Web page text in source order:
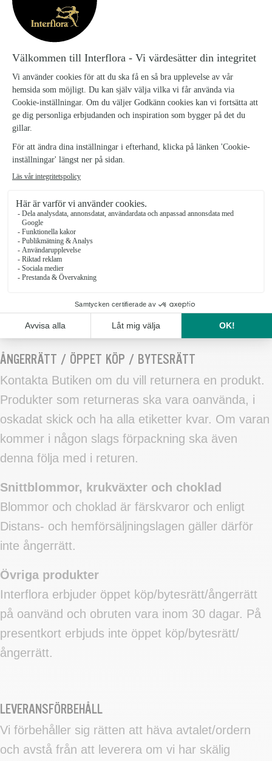
BEKRÄFTELSE
e-post när du har slutfört din order. Skulle
uppgifterna inte stämma ber vi dig att digkontakta
oss.
AVBOKNING BESTÄLLNINGAR
Större specialbeställningar med ett värde över 3
timmar innan planerad leverans. Om
beställningens värde överstiger 6 000 kronor
måste den avbeställas en vecka innan planerad
leverans. Detta då butik gör specialbeställningar
typen av beställningar.
ÅNGERRÄTT / ÖPPET KÖP / BYTESRÄTT
Kontakta Butiken om du vill returnera en produkt.
Produkter som returneras ska vara oanvända, i
oskadat skick och ha alla etiketter kvar. Om varan
kommer i någon slags förpackning ska även
denna följa med i returen.
Snittblommor, krukväxter och choklad
Blommor och choklad är färskvaror och enligt
Distans- och hemförsäljningslagen gäller därför
inte ångerrätt.
Övriga produkter
Interflora erbjuder öppet köp/bytesrätt/ångerrätt
på oanvänd och obruten vara inom 30 dagar. På
presentkort erbjuds inte öppet köp/bytesrätt/
ångerrätt.
LEVERANSFÖRBEHÅLL
Vi förbehåller sig rätten att häva avtalet/ordern
och avstå från att leverera om vi har skälig